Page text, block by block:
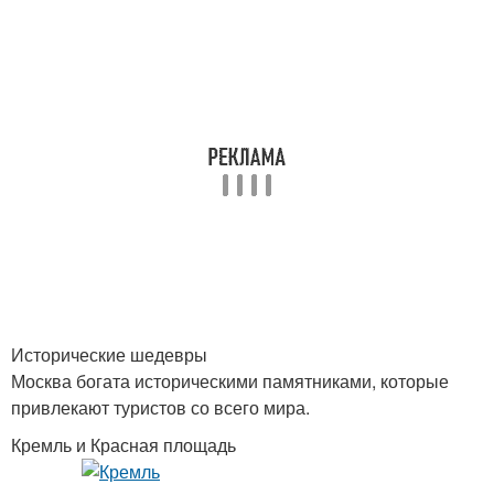
Исторические шедевры
Москва богата историческими памятниками, которые
привлекают туристов со всего мира.
Кремль и Красная площадь